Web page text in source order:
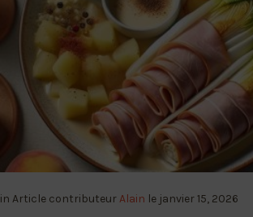
in Article contributeurAlain le janvier 15, 2026